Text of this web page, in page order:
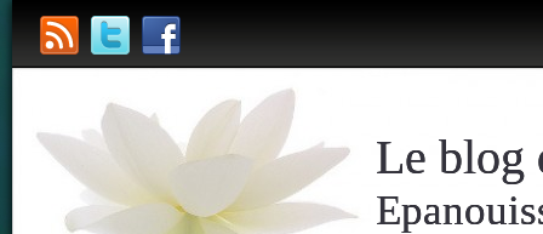
Le blog